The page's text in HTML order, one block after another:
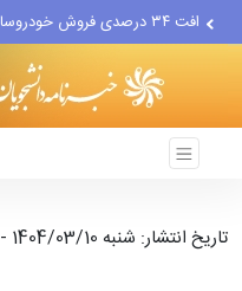
افت ۳۴ درصدی فروش خودروسازان
علل مرگ زنان در ایران
اعتراف رسانه‌های خارجی به...
تاریخ انتشار: شنبه 1404/03/10 - 21:51